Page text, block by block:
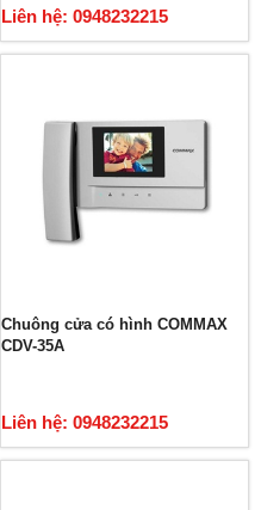
Liên hệ: 0948232215
Chuông cửa có hình COMMAX
CDV-35A
Liên hệ: 0948232215